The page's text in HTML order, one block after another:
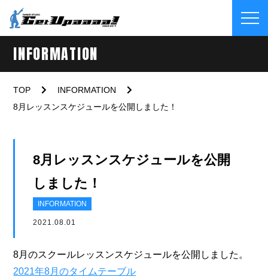
INFORMATION
TOP
INFORMATION
8月レッスンスケジュールを公開しました！
8月レッスンスケジュールを公開
しました！
INFORMATION
2021.08.01
8月のスクールレッスンスケジュールを公開しました。
2021年8月のタイムテーブル